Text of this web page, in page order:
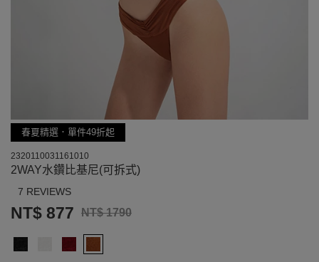
春夏精選．單件49折起
2320110031161010
2WAY水鑽比基尼(可拆式)
7 REVIEWS
NT$ 877 NT$ 1790